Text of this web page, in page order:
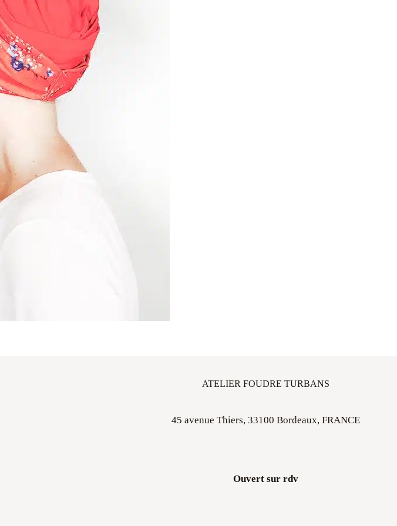
ATELIER FOUDRE TURBANS
45 avenue Thiers, 33100 Bordeaux, FRANCE
Ouvert sur rdv